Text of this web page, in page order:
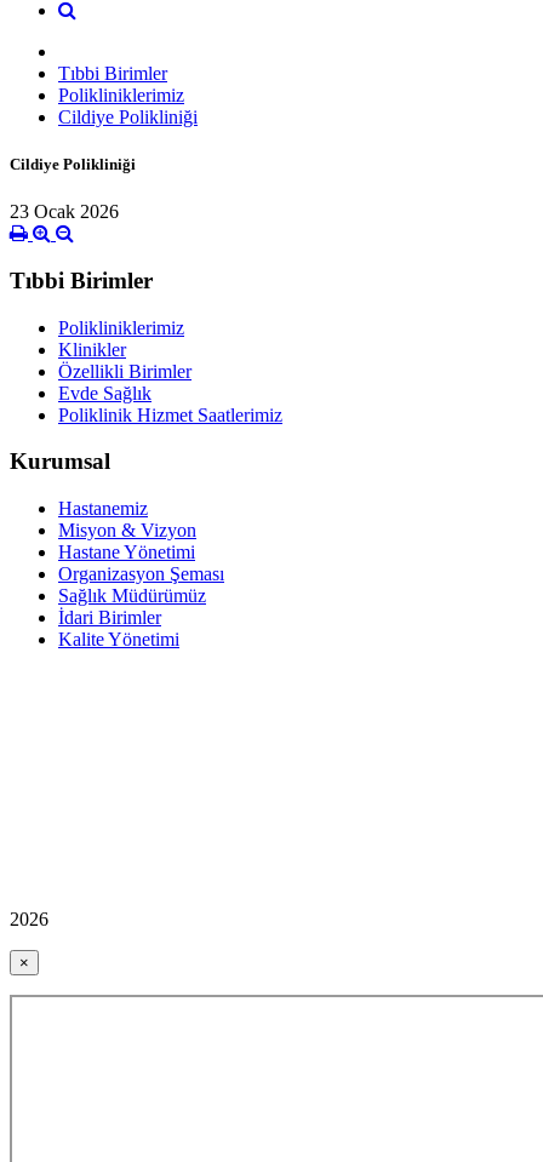
Tıbbi Birimler
Polikliniklerimiz
Cildiye Polikliniği
Cildiye Polikliniği
23 Ocak 2026
Tıbbi Birimler
Polikliniklerimiz
Klinikler
Özellikli Birimler
Evde Sağlık
Poliklinik Hizmet Saatlerimiz
Kurumsal
Hastanemiz
Misyon & Vizyon
Hastane Yönetimi
Organizasyon Şeması
Sağlık Müdürümüz
İdari Birimler
Kalite Yönetimi
2026
×